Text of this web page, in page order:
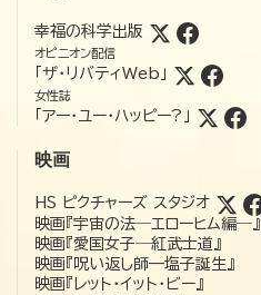
幸福の科学出版
オピニオン配信
「ザ・リバティWeb」
女性誌
「アー・ユー・ハッピー?」
映画
HS ピクチャーズ スタジオ
映画『宇宙の法―エローヒム編―』
映画『愛国女子―紅武士道』
映画『呪い返し師—塩子誕生』
映画『レット・イット・ビー』